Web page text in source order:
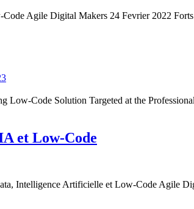
Agile Digital Makers 24 Fevrier 2022 Forts
Low-Code Solution Targeted at the
et Low-Code
Intelligence Artificielle et Low-Code Agile